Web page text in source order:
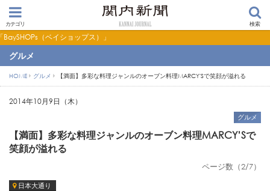
カテゴリ 検索
ス）」
グルメ
HOME グルメ 【満面】多彩な料理ジャンルのオーブン料理MARCY'Sで笑顔が溢れる
2014年10月9日（木）
【満面】多彩な料理ジャンルのオーブン料理MARCY’Sで
笑顔が溢れる
ページ数（2/7）
グルメ
日本大通り